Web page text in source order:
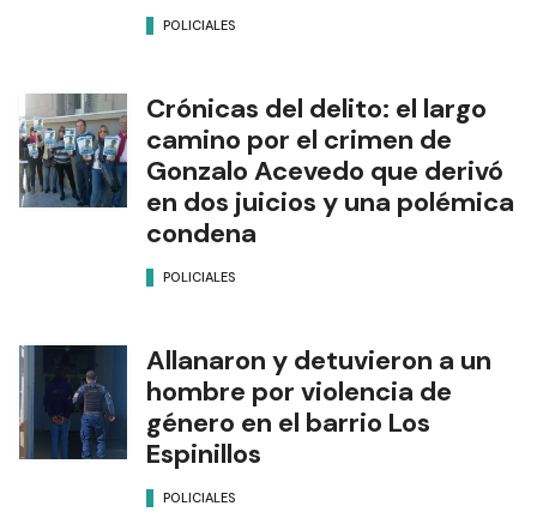
POLICIALES
Crónicas del delito: el largo
camino por el crimen de
Gonzalo Acevedo que derivó
en dos juicios y una polémica
condena
POLICIALES
Allanaron y detuvieron a un
hombre por violencia de
género en el barrio Los
Espinillos
POLICIALES